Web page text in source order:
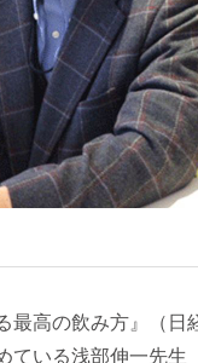
最高の飲み方』（
ている浅部伸一先